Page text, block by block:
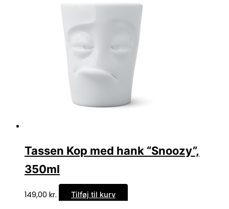
Tassen Kop med hank “Snoozy”,
350ml
149,00 kr. Tilføj til kurv